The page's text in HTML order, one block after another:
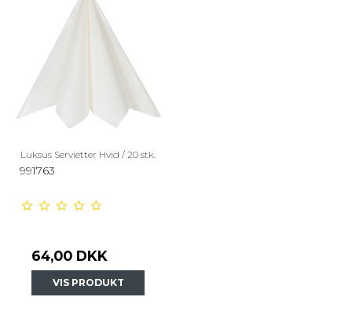
Luksus Servietter Hvid / 20 stk.
991763
64,00 DKK
VIS PRODUKT